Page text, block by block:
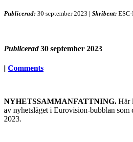
Publicerad: 30 september 2023 | Skribent:
Publicerad 30 september 2023
| Comments
NYHETSSAMMANFATTNING. Här
av nyhetsläget i Eurovision-bubblan som
2023.